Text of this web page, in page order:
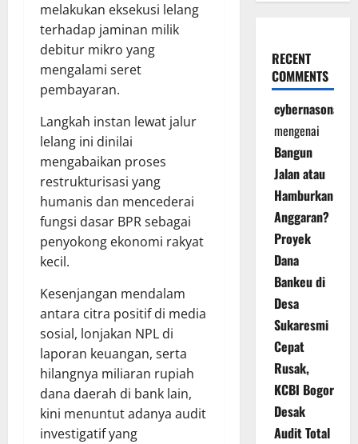
melakukan eksekusi lelang
terhadap jaminan milik
debitur mikro yang
mengalami seret
pembayaran.
Langkah instan lewat jalur
lelang ini dinilai
mengabaikan proses
restrukturisasi yang
humanis dan mencederai
fungsi dasar BPR sebagai
penyokong ekonomi rakyat
kecil.
Kesenjangan mendalam
antara citra positif di media
sosial, lonjakan NPL di
laporan keuangan, serta
hilangnya miliaran rupiah
dana daerah di bank lain,
kini menuntut adanya audit
investigatif yang
RECENT
COMMENTS
cybernasonal
mengenai
Bangun
Jalan atau
Hamburkan
Anggaran?
Proyek
Dana
Bankeu di
Desa
Sukaresmi
Cepat
Rusak,
KCBI Bogor
Desak
Audit Total